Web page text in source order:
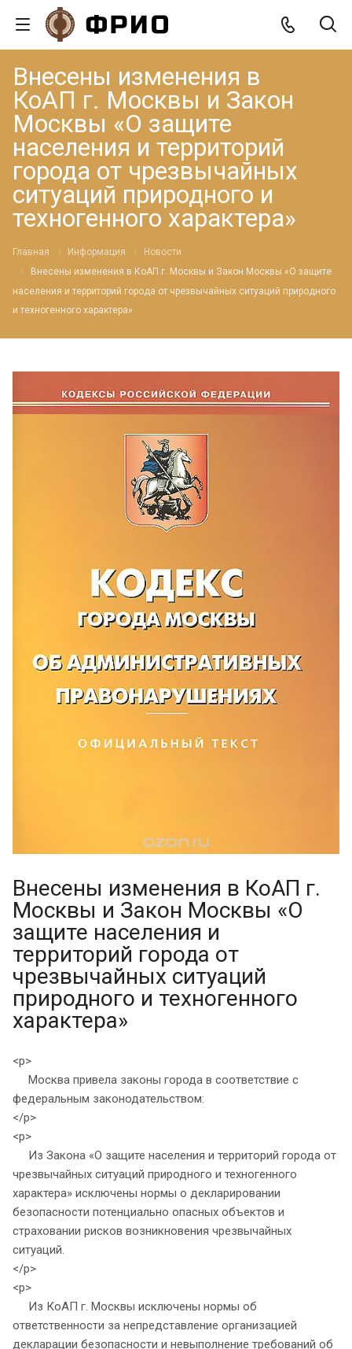
Внесены изменения в
КоАП г. Москвы и Закон
Москвы «О защите
населения и территорий
города от чрезвычайных
ситуаций природного и
техногенного характера»
Главная Информация
Новости
Внесены изменения в КоАП г. Москвы и Закон Москвы «О защите
населения и территорий города от чрезвычайных ситуаций природного
и техногенного характера»
Внесены изменения в КоАП г.
Москвы и Закон Москвы «О
защите населения и
территорий города от
чрезвычайных ситуаций
природного и техногенного
характера»
<p>
Москва привела законы города в соответствие с
федеральным законодательством:
</p>
<p>
Из Закона «О защите населения и территорий города от
чрезвычайных ситуаций природного и техногенного
характера» исключены нормы о декларировании
безопасности потенциально опасных объектов и
страховании рисков возникновения чрезвычайных
ситуаций.
</p>
<p>
Из КоАП г. Москвы исключены нормы об
ответственности за непредставление организацией
декларации безопасности и невыполнение требований об